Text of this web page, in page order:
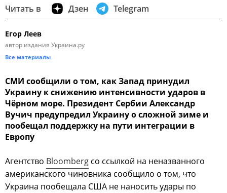
Читать в Дзен Telegram
Егор Леев
автор издания Украина.ру
Все материалы
СМИ сообщили о том, как Запад принудил
Украину к снижению интенсивности ударов в
Чёрном море. Президент Сербии Александр
Вучич предупредил Украину о сложной зиме и
пообещал поддержку на пути интеграции в
Европу
Агентство Bloomberg со ссылкой на неназванного
американского чиновника сообщило о том, что
Украина пообещала США не наносить удары по